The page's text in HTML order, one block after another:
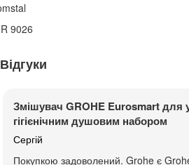
9026
Відгуки
Змішувач GROHE Eurosmart для
гігієнічним душовим набором
Сергій
Покупкою задоволений. Grohe є